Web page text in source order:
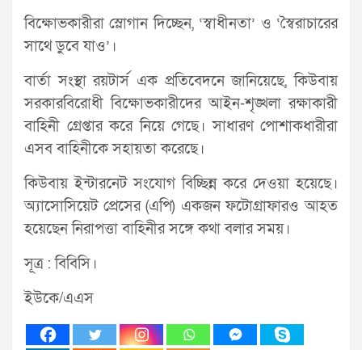
বিক্ষোভকারীরা স্লোগান দিচ্ছেন, ‘স্বাধীনতা’ ও ‘স্বৈরাচারের
সাথে ডুবে যাও’।
বার্তা সংস্থা রয়টার্স এক প্রতিবেদনে জানিয়েছে, কিউবায়
সরকারবিরোধী বিক্ষোভকারীদের আইন-শৃঙ্খলা রক্ষাকারী
বাহিনী গ্রেপ্তার করে নিয়ে গেছে। সাধারণ পোশাকধারীরা
এসব বাহিনীকে সহায়তা করেছে।
কিউবায় ইন্টারনেট সংযোগ বিচ্ছিন্ন করে দেওয়া হয়েছে।
অ্যাসোসিয়েট প্রেসের (এপি) একজন ফটোগ্রাফারও আহত
হয়েছেন নিরাপত্তা বাহিনীর সঙ্গে কথা বলার সময়।
সূত্র : বিবিসি।
ইউকে/এএস